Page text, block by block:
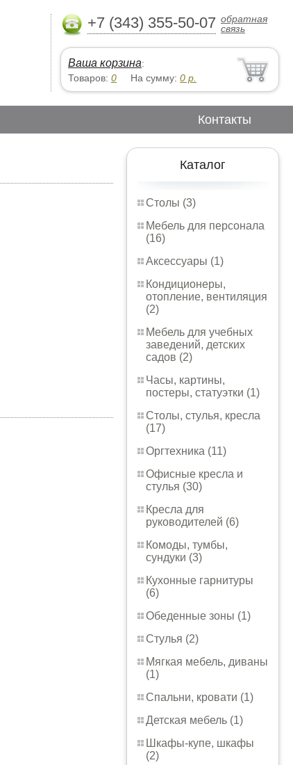
+7 (343) 355-50-07 обратная
связь
Ваша корзина:
Товаров: 0 На сумму: 0 р.
Контакты
Каталог
Столы (3)
Мебель для персонала
(16)
Аксессуары (1)
Кондиционеры,
отопление, вентиляция
(2)
Мебель для учебных
заведений, детских
садов (2)
Часы, картины,
постеры, статуэтки (1)
Столы, стулья, кресла
(17)
Оргтехника (11)
Офисные кресла и
стулья (30)
Кресла для
руководителей (6)
Комоды, тумбы,
сундуки (3)
Кухонные гарнитуры
(6)
Обеденные зоны (1)
Стулья (2)
Мягкая мебель, диваны
(1)
Спальни, кровати (1)
Детская мебель (1)
Шкафы-купе, шкафы
(2)